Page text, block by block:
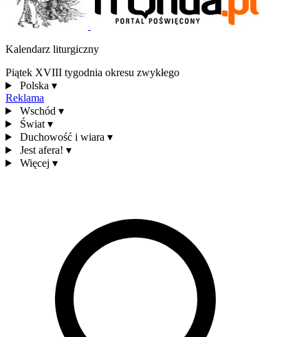
Kalendarz liturgiczny
Piątek XVIII tygodnia okresu zwykłego
Polska ▾
Reklama
Wschód ▾
Świat ▾
Duchowość i wiara ▾
Jest afera! ▾
Więcej ▾